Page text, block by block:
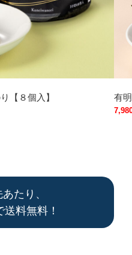
【８個入】 有
たり、
送料無料！